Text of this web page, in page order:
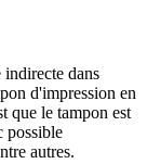
indirecte dans
d'impression en
que le tampon est
possible
autres.